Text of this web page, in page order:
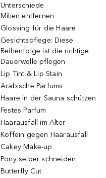
Unterschiede
Milien entfernen
Glossing für die Haare
Gesichtspflege: Diese
Reihenfolge ist die richtige
Dauerwelle pflegen
Lip Tint & Lip Stain
Arabische Parfums
Haare in der Sauna schützen
Festes Parfum
Haarausfall im Alter
Koffein gegen Haarausfall
Cakey Make-up
Pony selber schneiden
Butterfly Cut